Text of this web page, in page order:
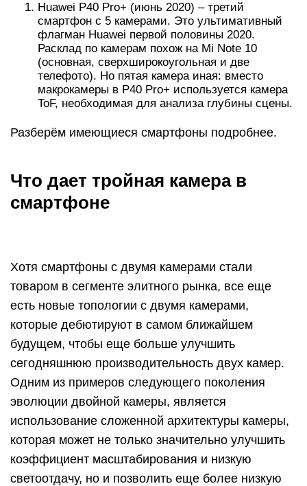
Huawei P40 Pro+ (июнь 2020) – третий
смартфон с 5 камерами. Это ультимативный
флагман Huawei первой половины 2020.
Расклад по камерам похож на Mi Note 10
(основная, сверхширокоугольная и две
телефото). Но пятая камера иная: вместо
макрокамеры в P40 Pro+ используется камера
ToF, необходимая для анализа глубины сцены.
Разберём имеющиеся смартфоны подробнее.
Что дает тройная камера в
смартфоне
Хотя смартфоны с двумя камерами стали
товаром в сегменте элитного рынка, все еще
есть новые топологии с двумя камерами,
которые дебютируют в самом ближайшем
будущем, чтобы еще больше улучшить
сегодняшнюю производительность двух камер.
Одним из примеров следующего поколения
эволюции двойной камеры, является
использование сложенной архитектуры камеры,
которая может не только значительно улучшить
коэффициент масштабирования и низкую
светоотдачу, но и позволить еще более низкую